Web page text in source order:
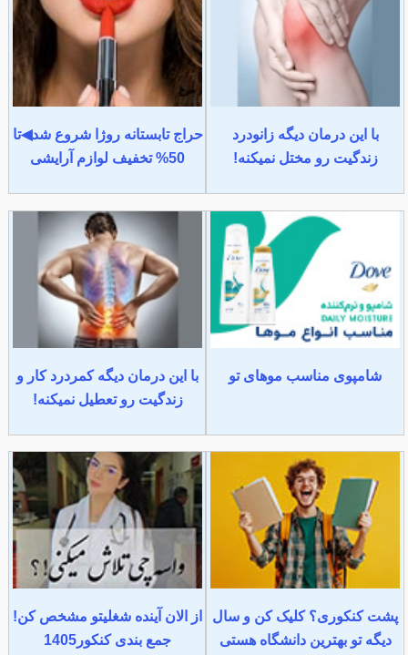
با این درمان دیگه زانودرد
زندگیت رو مختل نمیکنه!
حراج تابستانه روژا شروع شد◀تا
50% تخفیف لوازم آرایشی
شامپوی مناسب موهای تو
با این درمان دیگه کمردرد کار و
زندگیت رو تعطیل نمیکنه!
پشت کنکوری؟ کلیک کن و سال
دیگه تو بهترین دانشگاه هستی
از الان آینده شغلیتو مشخص کن!
جمع بندی کنکور1405